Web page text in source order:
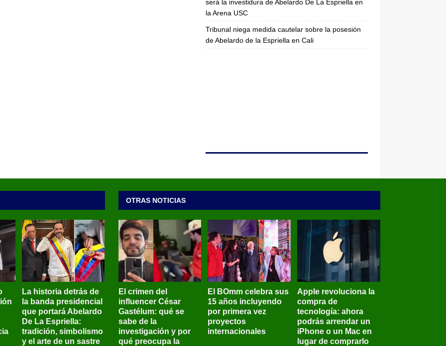
será la investidura de Abelardo De La Espriella en
la Arena USC
Tribunal niega medida cautelar sobre la posesión
de Abelardo de la Espriella en Cali
La historia detrás de
la banda presidencial
que portará Abelardo
De La Espriella:
tradición, simbolismo
y el arte de un sastre
OTRAS NOTICIAS
El crimen del
influencer César
Gastélum: qué se
sabe de la
investigación y por
qué preocupa la
El BOmm celebra sus
15 años incluyendo
por primera vez
proyectos
internacionales
Apple revoluciona la
compra de
tecnología: ahora
podrás arrendar un
iPhone o un Mac en
lugar de comprarlo